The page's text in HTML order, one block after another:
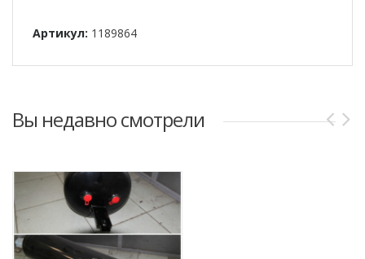
Артикул: 1189864
Вы недавно смотрели